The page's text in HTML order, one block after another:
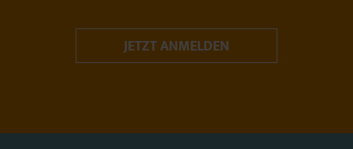
JETZT ANMELDEN